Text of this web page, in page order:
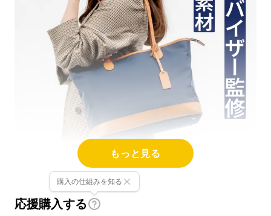
もっと見る
応援購入する
購入の仕組みを知る